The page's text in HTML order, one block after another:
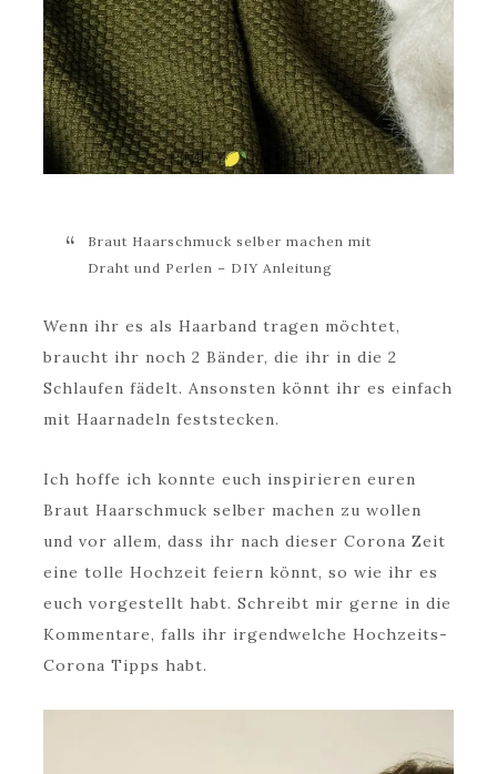
Braut Haarschmuck selber machen mit
Draht und Perlen – DIY Anleitung
Wenn ihr es als Haarband tragen möchtet,
braucht ihr noch 2 Bänder, die ihr in die 2
Schlaufen fädelt. Ansonsten könnt ihr es einfach
mit Haarnadeln feststecken.
Ich hoffe ich konnte euch inspirieren euren
Braut Haarschmuck selber machen zu wollen
und vor allem, dass ihr nach dieser Corona Zeit
eine tolle Hochzeit feiern könnt, so wie ihr es
euch vorgestellt habt. Schreibt mir gerne in die
Kommentare, falls ihr irgendwelche Hochzeits-
Corona Tipps habt.